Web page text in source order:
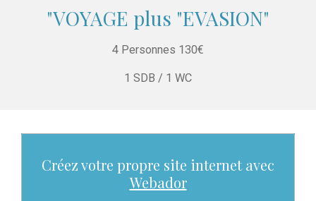
"VOYAGE plus "EVASION"
4 Personnes 130€
1 SDB / 1 WC
Créez votre propre site internet avec
Webador